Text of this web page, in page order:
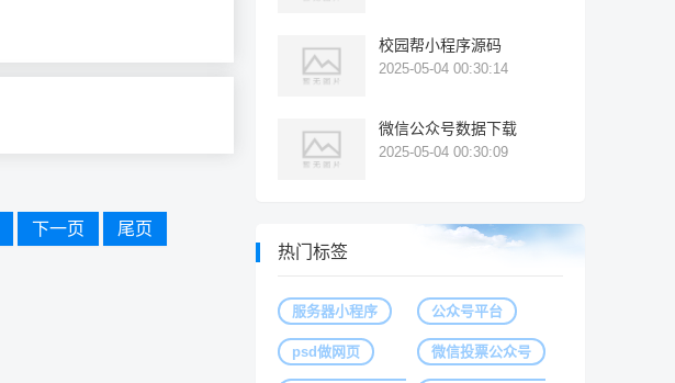
下一页 尾页
校园帮小程序源码
2025-05-04 00:30:14
微信公众号数据下载
2025-05-04 00:30:09
热门标签
服务器小程序 公众号平台
psd做网页 微信投票公众号